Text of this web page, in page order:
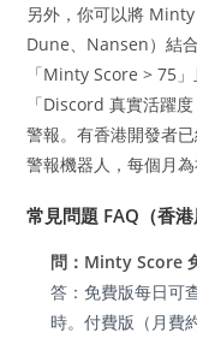
另外，你可以將
Dune、Nansen）結
「Minty Score > 75
「Discord 真實活躍
警報。有香港開發者
警報機器人，每個月為
常見問題 FAQ（香港
問：Minty Score
答：免費版每日可
時。付費版（月費